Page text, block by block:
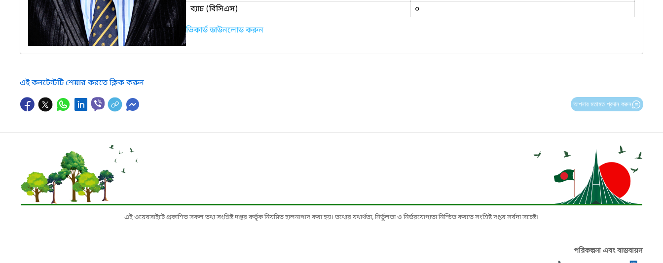
ব্যাচ (বিসিএস)
০
ভিকার্ড ডাউনলোড করুন
এই কনটেন্টটি শেয়ার করতে ক্লিক করুন
আপনার মতামত প্রদান করুন
এই ওয়েবসাইটে প্রকাশিত সকল তথ্য সংশ্লিষ্ট দপ্তর কর্তৃক নিয়মিত হালনাগাদ করা হয়। তথ্যের যথার্থতা, নির্ভুলতা ও নির্ভরযোগ্যতা নিশ্চিত করতে সংশ্লিষ্ট দপ্তর সর্বদা সচেষ্ট।
পরিকল্পনা এবং বাস্তবায়ন